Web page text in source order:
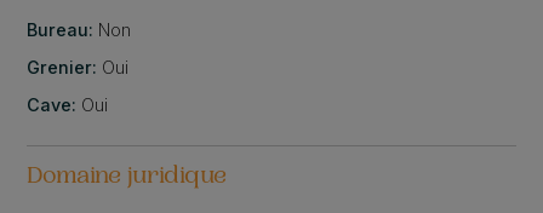
Bureau: Non
Grenier: Oui
Cave: Oui
Domaine juridique